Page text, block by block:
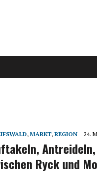
,MARKT,REGION 24.
Ryck und